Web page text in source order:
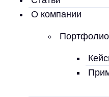
О компании
Портфолио